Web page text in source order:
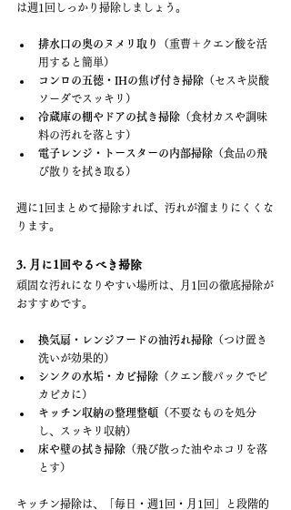
は週1回しっかり掃除しましょう。
排水口の奥のヌメリ取り
（重曹＋クエン酸を活
用すると簡単）
コンロの五徳・IHの焦げ付き掃除 （セスキ炭酸
ソーダでスッキリ）
冷蔵庫の棚やドアの拭き掃除 （食材カスや調味
料の汚れを落とす）
電子レンジ・トースターの内部掃除 （食品の飛
び散りを拭き取る）
週に1回まとめて掃除すれば、汚れが溜まりにくくな
ります。
3. 月に1回やるべき掃除
頑固な汚れになりやすい場所は、月1回の徹底掃除が
おすすめです。
換気扇・レンジフードの油汚れ掃除 （つけ置き
洗いが効果的）
シンクの水垢・カビ掃除 （クエン酸パックでピ
カピカに）
キッチン収納の整理整頓 （不要なものを処分
し、スッキリ収納）
床や壁の拭き掃除 （飛び散った油やホコリを落
とす）
キッチン掃除は、「毎日・週1回・月1回」と段階的